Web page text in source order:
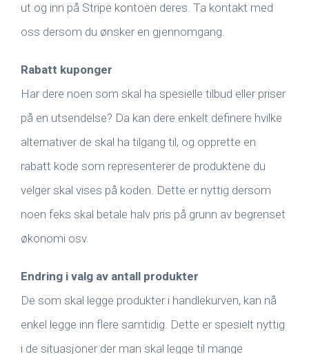
ut og inn på Stripe kontoen deres. Ta kontakt med
oss dersom du ønsker en gjennomgang.
Rabatt kuponger
Har dere noen som skal ha spesielle tilbud eller priser
på en utsendelse? Da kan dere enkelt definere hvilke
alternativer de skal ha tilgang til, og opprette en
rabatt kode som representerer de produktene du
velger skal vises på koden. Dette er nyttig dersom
noen feks skal betale halv pris på grunn av begrenset
økonomi osv.
Endring i valg av antall produkter
De som skal legge produkter i handlekurven, kan nå
enkel legge inn flere samtidig. Dette er spesielt nyttig
i de situasjoner der man skal legge til mange